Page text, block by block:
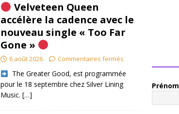
Velveteen Queen
accélère la cadence avec le
nouveau single « Too Far
Gone »
6 août 2026 Commentaires fermés
​ The Greater Good, est programmée
pour le 18 septembre chez Silver Lining
Music. […]
Prénom